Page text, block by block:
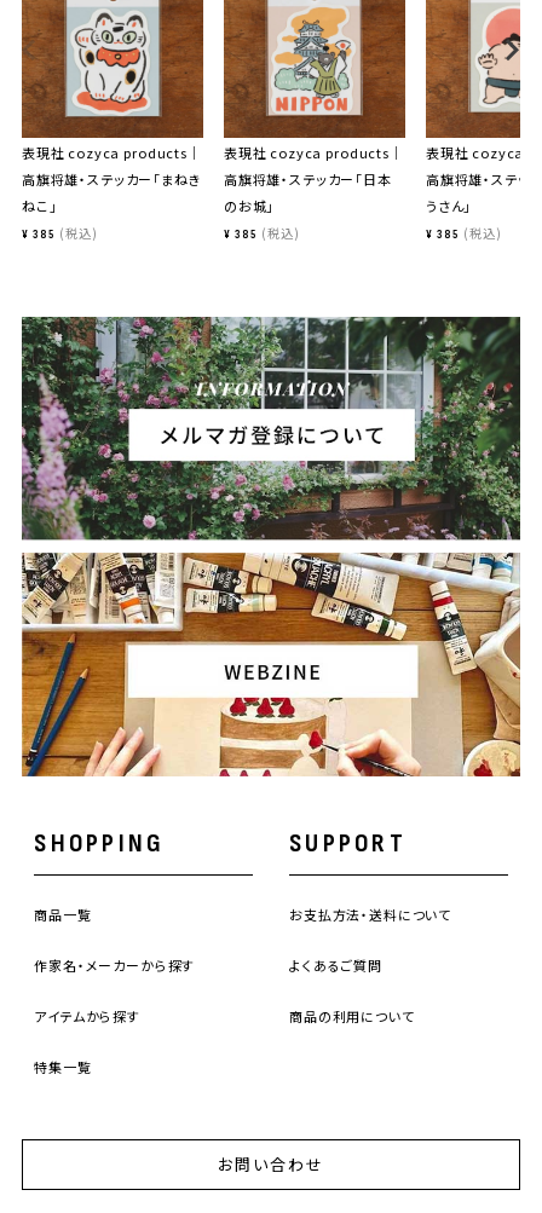
表現社 cozyca products｜
高旗将雄・ステッカー「まねき
ねこ」
¥ 385 税込
表現社 cozyca products｜
高旗将雄・ステッカー「日本
のお城」
¥ 385 税込
表現社 cozyca
高旗将雄・ステッ
うさん」
¥ 385 税込
SHOPPING
商品一覧
作家名・メーカーから探す
アイテムから探す
特集一覧
SUPPORT
お支払方法・送料について
よくあるご質問
商品の利用について
お問い合わせ